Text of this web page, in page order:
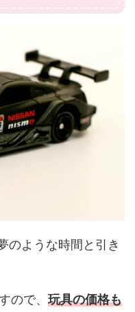
のような時間と引き
ので、 玩具の価格も